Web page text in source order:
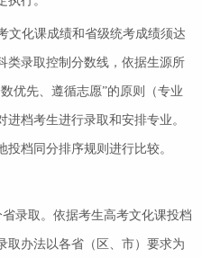
文化课成绩和省级统考成绩须达
类录取控制分数线，依据生源所
优先、遵循志愿”的原则（专业
档考生进行录取和安排专业。
档同分排序规则进行比较。
录取。依据考生高考文化课投档
取办法以各省（区、市）要求为